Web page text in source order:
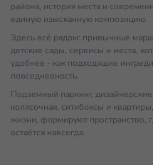
района, история места и
единую изысканную композицию.
Здесь всё рядом: привычные
детские сады, сервисы и места,
удобнее - как подходящие
повседневность.
Подземный паркинг,
колясочная, ситибоксы и
жизни, формируют пространство,
остаётся навсегда.